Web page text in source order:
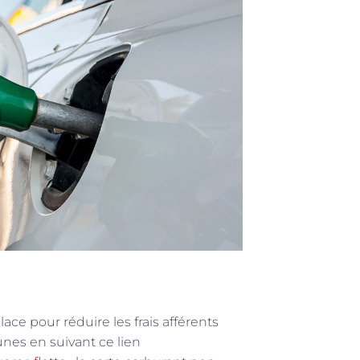
pour réduire les frais afférents
en suivant ce lien